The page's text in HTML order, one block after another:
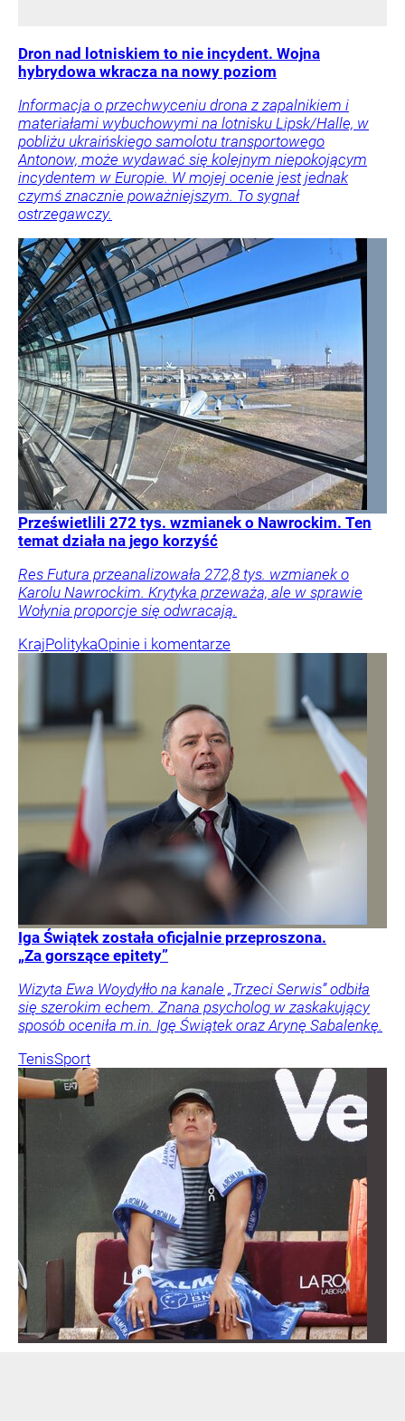
Dron nad lotniskiem to nie incydent. Wojna
hybrydowa wkracza na nowy poziom
Informacja o przechwyceniu drona z zapalnikiem i
materiałami wybuchowymi na lotnisku Lipsk/Halle, w
pobliżu ukraińskiego samolotu transportowego
Antonow, może wydawać się kolejnym niepokojącym
incydentem w Europie. W mojej ocenie jest jednak
czymś znacznie poważniejszym. To sygnał
ostrzegawczy.
Prześwietlili 272 tys. wzmianek o Nawrockim. Ten
temat działa na jego korzyść
Res Futura przeanalizowała 272,8 tys. wzmianek o
Karolu Nawrockim. Krytyka przeważa, ale w sprawie
Wołynia proporcje się odwracają.
KrajPolitykaOpinie i komentarze
Iga Świątek została oficjalnie przeproszona.
„Za gorszące epitety”
Wizyta Ewa Woydyłło na kanale „Trzeci Serwis” odbiła
się szerokim echem. Znana psycholog w zaskakujący
sposób oceniła m.in. Igę Świątek oraz Arynę Sabalenkę.
TenisSport